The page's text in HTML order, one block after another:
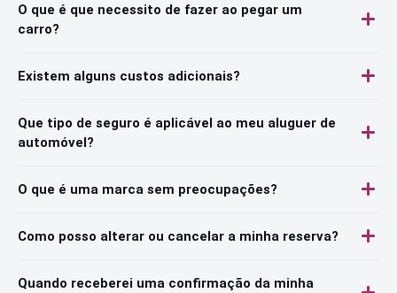
O que é que necessito de fazer ao pegar um
carro?
Existem alguns custos adicionais?
Que tipo de seguro é aplicável ao meu aluguer de
automóvel?
O que é uma marca sem preocupações?
Como posso alterar ou cancelar a minha reserva?
Quando receberei uma confirmação da minha